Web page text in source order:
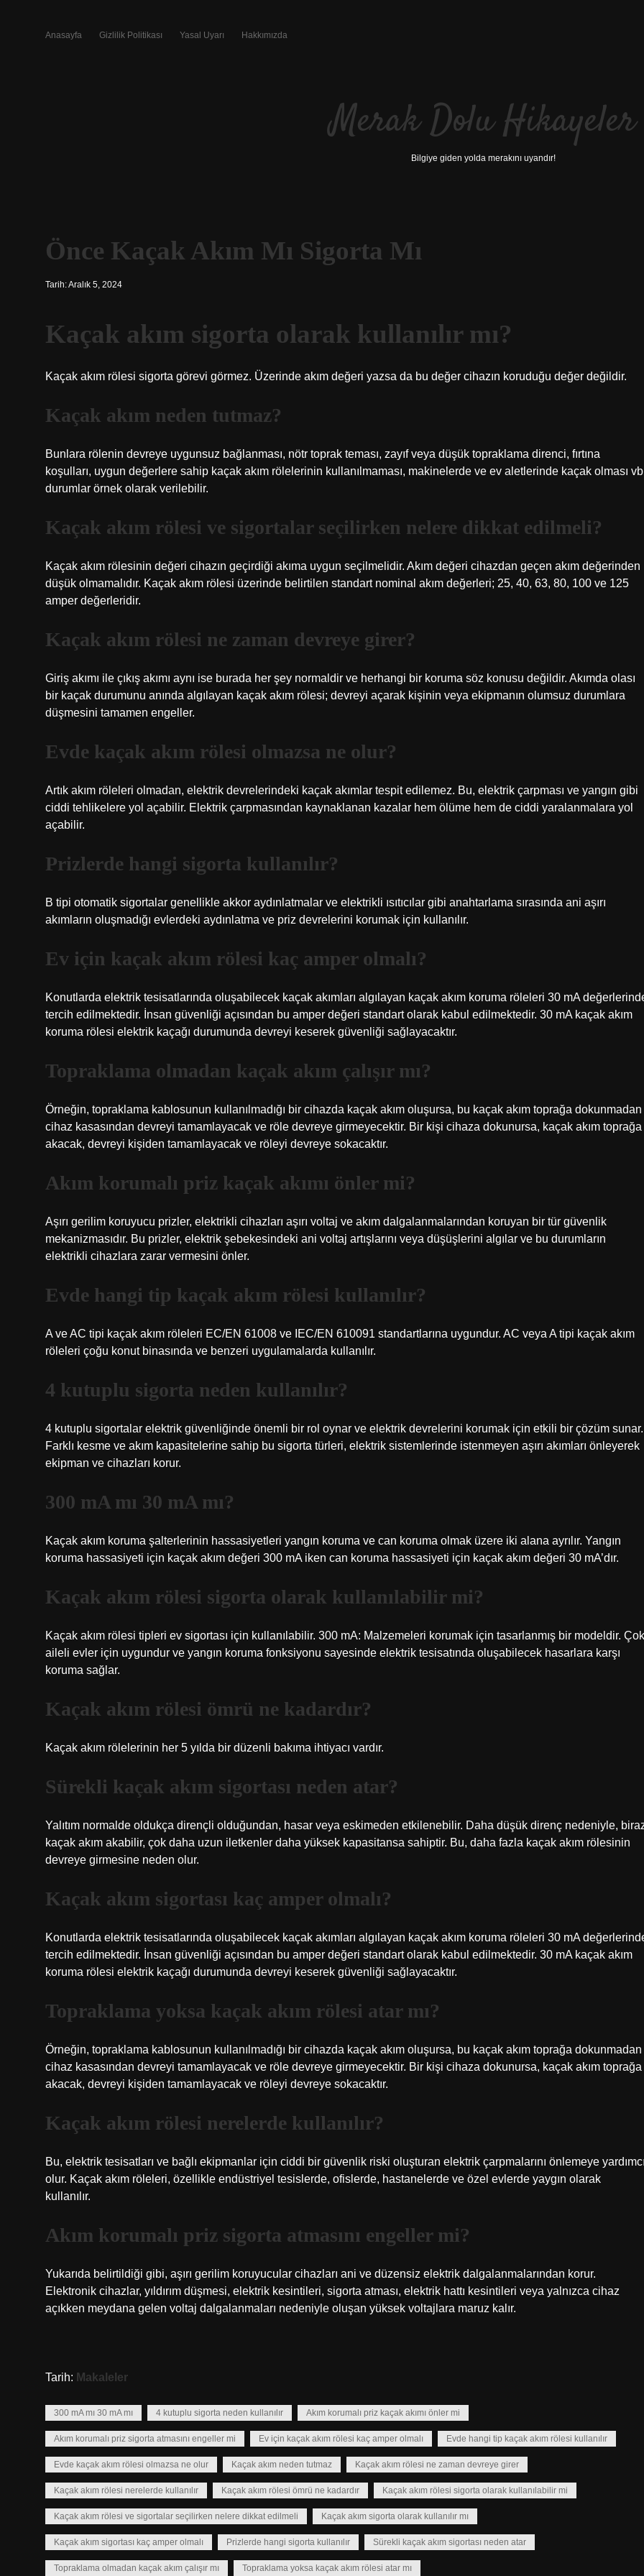
Anasayfa Gizlilik Politikası Yasal Uyarı Hakkımızda
Merak Dolu Hikayeler
Bilgiye giden yolda merakını uyandır!
Önce Kaçak Akım Mı Sigorta Mı
Tarih: Aralık 5, 2024
Kaçak akım sigorta olarak kullanılır mı?
Kaçak akım rölesi sigorta görevi görmez. Üzerinde akım değeri yazsa da bu değer cihazın koruduğu değer değildir.
Kaçak akım neden tutmaz?
Bunlara rölenin devreye uygunsuz bağlanması, nötr toprak teması, zayıf veya düşük topraklama direnci, fırtına
koşulları, uygun değerlere sahip kaçak akım rölelerinin kullanılmaması, makinelerde ve ev aletlerinde kaçak olması
durumlar örnek olarak verilebilir.
Kaçak akım rölesi ve sigortalar seçilirken nelere dikkat edilmeli?
Kaçak akım rölesinin değeri cihazın geçirdiği akıma uygun seçilmelidir. Akım değeri cihazdan geçen akım değerinden
düşük olmamalıdır. Kaçak akım rölesi üzerinde belirtilen standart nominal akım değerleri; 25, 40, 63, 80, 100 ve 125
amper değerleridir.
Kaçak akım rölesi ne zaman devreye girer?
Giriş akımı ile çıkış akımı aynı ise burada her şey normaldir ve herhangi bir koruma söz konusu değildir. Akımda olası
bir kaçak durumunu anında algılayan kaçak akım rölesi; devreyi açarak kişinin veya ekipmanın olumsuz durumlara
düşmesini tamamen engeller.
Evde kaçak akım rölesi olmazsa ne olur?
Artık akım röleleri olmadan, elektrik devrelerindeki kaçak akımlar tespit edilemez. Bu, elektrik çarpması ve yangın gibi
ciddi tehlikelere yol açabilir. Elektrik çarpmasından kaynaklanan kazalar hem ölüme hem de ciddi yaralanmalara yol
açabilir.
Prizlerde hangi sigorta kullanılır?
B tipi otomatik sigortalar genellikle akkor aydınlatmalar ve elektrikli ısıtıcılar gibi anahtarlama sırasında ani aşırı
akımların oluşmadığı evlerdeki aydınlatma ve priz devrelerini korumak için kullanılır.
Ev için kaçak akım rölesi kaç amper olmalı?
Konutlarda elektrik tesisatlarında oluşabilecek kaçak akımları algılayan kaçak akım koruma röleleri 30 mA
tercih edilmektedir. İnsan güvenliği açısından bu amper değeri standart olarak kabul edilmektedir. 30 mA kaçak akım
koruma rölesi elektrik kaçağı durumunda devreyi keserek güvenliği sağlayacaktır.
Topraklama olmadan kaçak akım çalışır mı?
Örneğin, topraklama kablosunun kullanılmadığı bir cihazda kaçak akım oluşursa, bu kaçak akım toprağa dokunmadan
cihaz kasasından devreyi tamamlayacak ve röle devreye girmeyecektir. Bir kişi cihaza dokunursa, kaçak akım toprağa
akacak, devreyi kişiden tamamlayacak ve röleyi devreye sokacaktır.
Akım korumalı priz kaçak akımı önler mi?
Aşırı gerilim koruyucu prizler, elektrikli cihazları aşırı voltaj ve akım dalgalanmalarından koruyan bir tür güvenlik
mekanizmasıdır. Bu prizler, elektrik şebekesindeki ani voltaj artışlarını veya düşüşlerini algılar ve bu durumların
elektrikli cihazlara zarar vermesini önler.
Evde hangi tip kaçak akım rölesi kullanılır?
A ve AC tipi kaçak akım röleleri EC/EN 61008 ve IEC/EN 610091 standartlarına uygundur. AC veya A tipi kaçak akım
röleleri çoğu konut binasında ve benzeri uygulamalarda kullanılır.
4 kutuplu sigorta neden kullanılır?
4 kutuplu sigortalar elektrik güvenliğinde önemli bir rol oynar ve elektrik devrelerini korumak için etkili bir çözüm sunar.
Farklı kesme ve akım kapasitelerine sahip bu sigorta türleri, elektrik sistemlerinde istenmeyen aşırı akımları önleyerek
ekipman ve cihazları korur.
300 mA mı 30 mA mı?
Kaçak akım koruma şalterlerinin hassasiyetleri yangın koruma ve can koruma olmak üzere iki alana ayrılır. Yangın
koruma hassasiyeti için kaçak akım değeri 300 mA iken can koruma hassasiyeti için kaçak akım değeri 30 mA’dır.
Kaçak akım rölesi sigorta olarak kullanılabilir mi?
Kaçak akım rölesi tipleri ev sigortası için kullanılabilir. 300 mA: Malzemeleri korumak için tasarlanmış bir modeldir. Çok
aileli evler için uygundur ve yangın koruma fonksiyonu sayesinde elektrik tesisatında oluşabilecek hasarlara karşı
koruma sağlar.
Kaçak akım rölesi ömrü ne kadardır?
Kaçak akım rölelerinin her 5 yılda bir düzenli bakıma ihtiyacı vardır.
Sürekli kaçak akım sigortası neden atar?
Yalıtım normalde oldukça dirençli olduğundan, hasar veya eskimeden etkilenebilir. Daha düşük direnç nedeniyle,
kaçak akım akabilir, çok daha uzun iletkenler daha yüksek kapasitansa sahiptir. Bu, daha fazla kaçak akım rölesinin
devreye girmesine neden olur.
Kaçak akım sigortası kaç amper olmalı?
Konutlarda elektrik tesisatlarında oluşabilecek kaçak akımları algılayan kaçak akım koruma röleleri 30 mA
tercih edilmektedir. İnsan güvenliği açısından bu amper değeri standart olarak kabul edilmektedir. 30 mA kaçak akım
koruma rölesi elektrik kaçağı durumunda devreyi keserek güvenliği sağlayacaktır.
Topraklama yoksa kaçak akım rölesi atar mı?
Örneğin, topraklama kablosunun kullanılmadığı bir cihazda kaçak akım oluşursa, bu kaçak akım toprağa dokunmadan
cihaz kasasından devreyi tamamlayacak ve röle devreye girmeyecektir. Bir kişi cihaza dokunursa, kaçak akım toprağa
akacak, devreyi kişiden tamamlayacak ve röleyi devreye sokacaktır.
Kaçak akım rölesi nerelerde kullanılır?
Bu, elektrik tesisatları ve bağlı ekipmanlar için ciddi bir güvenlik riski oluşturan elektrik çarpmalarını önlemeye
olur. Kaçak akım röleleri, özellikle endüstriyel tesislerde, ofislerde, hastanelerde ve özel evlerde yaygın olarak
kullanılır.
Akım korumalı priz sigorta atmasını engeller mi?
Yukarıda belirtildiği gibi, aşırı gerilim koruyucular cihazları ani ve düzensiz elektrik dalgalanmalarından korur.
Elektronik cihazlar, yıldırım düşmesi, elektrik kesintileri, sigorta atması, elektrik hattı kesintileri veya yalnızca cihaz
açıkken meydana gelen voltaj dalgalanmaları nedeniyle oluşan yüksek voltajlara maruz kalır.
Tarih: Makaleler
300 mA mı 30 mA mı 4 kutuplu sigorta neden kullanılır Akım korumalı priz kaçak akımı önler mi
Akım korumalı priz sigorta atmasını engeller mi Ev için kaçak akım rölesi kaç amper olmalı Evde hangi tip kaçak akım rölesi kullanılır
Evde kaçak akım rölesi olmazsa ne olur Kaçak akım neden tutmaz Kaçak akım rölesi ne zaman devreye girer
Kaçak akım rölesi nerelerde kullanılır Kaçak akım rölesi ömrü ne kadardır Kaçak akım rölesi sigorta olarak kullanılabilir mi
Kaçak akım rölesi ve sigortalar seçilirken nelere dikkat edilmeli Kaçak akım sigorta olarak kullanılır mı
Kaçak akım sigortası kaç amper olmalı Prizlerde hangi sigorta kullanılır Sürekli kaçak akım sigortası neden atar
Topraklama olmadan kaçak akım çalışır mı Topraklama yoksa kaçak akım rölesi atar mı